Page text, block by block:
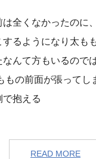
は全くなかったのに
するようになり太も
なんて方もいるので
もの前面が張ってし
で抱える
READ MORE